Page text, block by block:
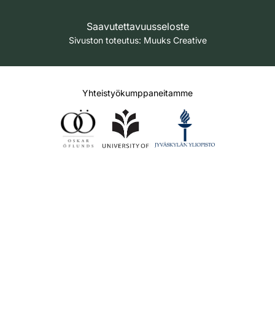
Saavutettavuusseloste
Sivuston toteutus: Muuks Creative
Yhteistyökumppaneitamme